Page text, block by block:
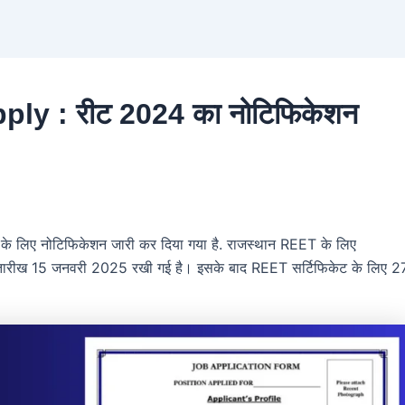
: रीट 2024 का नोटिफिकेशन
लिए नोटिफिकेशन जारी कर दिया गया है. राजस्थान REET के लिए
15 जनवरी 2025 रखी गई है। इसके बाद REET सर्टिफिकेट के लिए